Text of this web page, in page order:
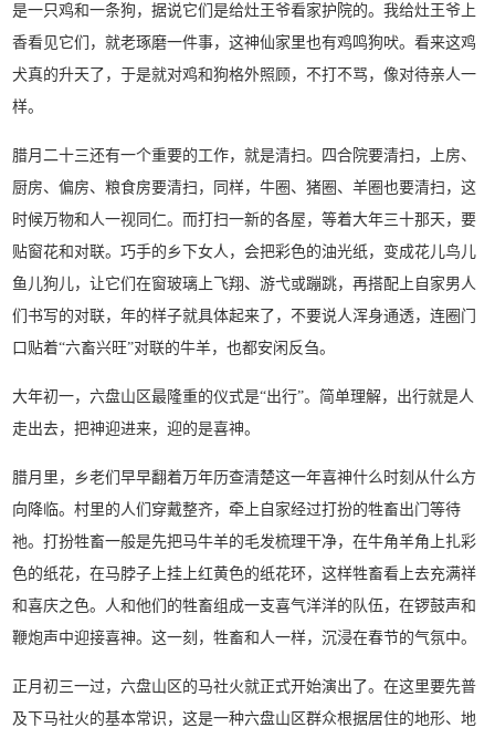
是一只鸡和一条狗，据说它们是给灶王爷看家护院的。我给灶王爷上
香看见它们，就老琢磨一件事，这神仙家里也有鸡鸣狗吠。看来这鸡
犬真的升天了，于是就对鸡和狗格外照顾，不打不骂，像对待亲人一
样。
腊月二十三还有一个重要的工作，就是清扫。四合院要清扫，上房、
厨房、偏房、粮食房要清扫，同样，牛圈、猪圈、羊圈也要清扫，这
时候万物和人一视同仁。而打扫一新的各屋，等着大年三十那天，要
贴窗花和对联。巧手的乡下女人，会把彩色的油光纸，变成花儿鸟儿
鱼儿狗儿，让它们在窗玻璃上飞翔、游弋或蹦跳，再搭配上自家男人
们书写的对联，年的样子就具体起来了，不要说人浑身通透，连圈门
口贴着“六畜兴旺”对联的牛羊，也都安闲反刍。
大年初一，六盘山区最隆重的仪式是“出行”。简单理解，出行就是人
走出去，把神迎进来，迎的是喜神。
腊月里，乡老们早早翻着万年历查清楚这一年喜神什么时刻从什么方
向降临。村里的人们穿戴整齐，牵上自家经过打扮的牲畜出门等待
祂。打扮牲畜一般是先把马牛羊的毛发梳理干净，在牛角羊角上扎彩
色的纸花，在马脖子上挂上红黄色的纸花环，这样牲畜看上去充满祥
和喜庆之色。人和他们的牲畜组成一支喜气洋洋的队伍，在锣鼓声和
鞭炮声中迎接喜神。这一刻，牲畜和人一样，沉浸在春节的气氛中。
正月初三一过，六盘山区的马社火就正式开始演出了。在这里要先普
及下马社火的基本常识，这是一种六盘山区群众根据居住的地形、地